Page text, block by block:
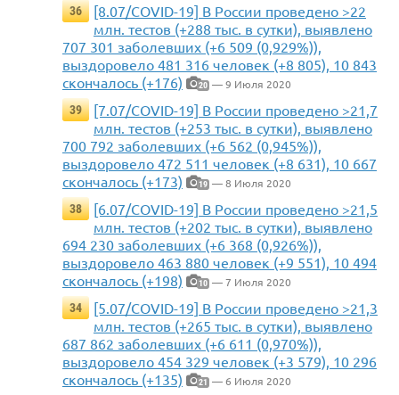
36
[8.07/COVID-19] В России проведено >22
млн. тестов (+288 тыс. в сутки), выявлено
707 301 заболевших (+6 509 (0,929%)),
выздоровело 481 316 человек (+8 805), 10 843
скончалось (+176)
20 — 9 Июля 2020
39
[7.07/COVID-19] В России проведено >21,7
млн. тестов (+253 тыс. в сутки), выявлено
700 792 заболевших (+6 562 (0,945%)),
выздоровело 472 511 человек (+8 631), 10 667
скончалось (+173)
19 — 8 Июля 2020
38
[6.07/COVID-19] В России проведено >21,5
млн. тестов (+202 тыс. в сутки), выявлено
694 230 заболевших (+6 368 (0,926%)),
выздоровело 463 880 человек (+9 551), 10 494
скончалось (+198)
10 — 7 Июля 2020
34
[5.07/COVID-19] В России проведено >21,3
млн. тестов (+265 тыс. в сутки), выявлено
687 862 заболевших (+6 611 (0,970%)),
выздоровело 454 329 человек (+3 579), 10 296
скончалось (+135)
21 — 6 Июля 2020